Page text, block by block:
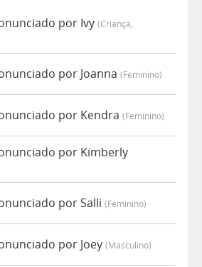
por Ivy (criança,
por Joanna (feminino)
por Kendra (feminino)
por Kimberly
por Salli (feminino)
por Joey (masculino)